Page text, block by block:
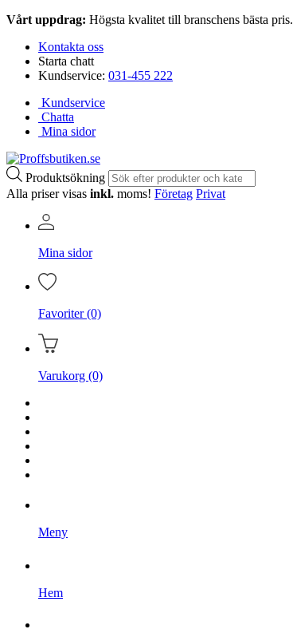
Vårt uppdrag: Högsta kvalitet till branschens bästa pris.
Kontakta oss
Starta chatt
Kundservice: 031-455 222
Kundservice
Chatta
Mina sidor
Produktsökning
Alla priser visas inkl. moms! Företag Privat
Mina sidor
Favoriter (0)
Varukorg (0)
Meny
Hem